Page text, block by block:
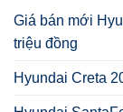
Giá bán mới
triệu đồng
Hyundai Creta